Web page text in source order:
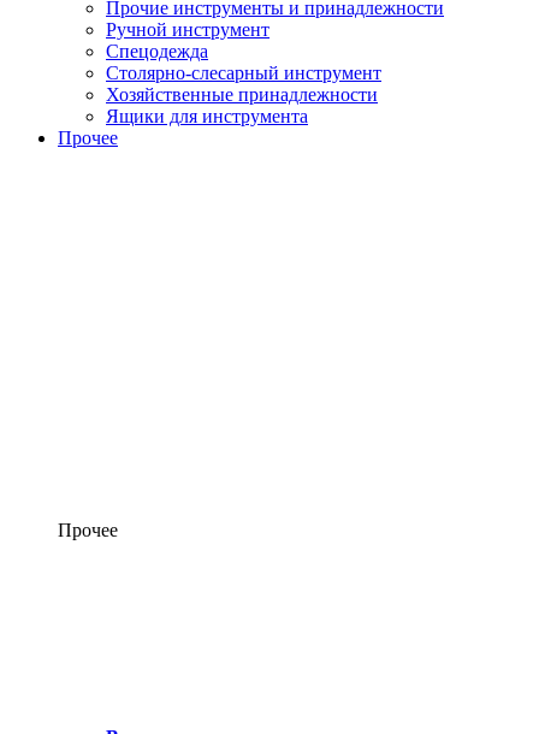
Прочие инструменты и принадлежности
Ручной инструмент
Спецодежда
Столярно-слесарный инструмент
Хозяйственные принадлежности
Ящики для инструмента
Прочее
Прочее